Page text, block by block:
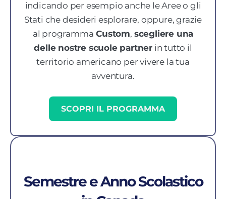
indicando per esempio anche le Aree o gli
Stati che desideri esplorare, oppure, grazie
al programma Custom, scegliere una
delle nostre scuole partner in tutto il
territorio americano per vivere la tua
avventura.
SCOPRI IL PROGRAMMA
Semestre e Anno Scolastico